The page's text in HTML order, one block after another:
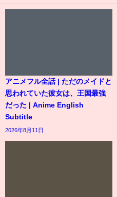
アニメフル全話 | ただのメイドと
思われていた彼女は、王国最強
だった | Anime English
Subtitle
2026年8月11日